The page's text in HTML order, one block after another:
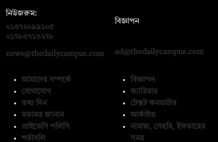
নিউজরুম:
০১৫৭২০৯৯১০৫
০১৭৮৫৭১৬২৭৮
news@thedailycampus.com
বিজ্ঞাপন
ad@thedailycampus.com
আমাদের সম্পর্কে
যোগাযোগ
তথ্য দিন
মতামত জানান
প্রাইভেসি পলিসি
শর্তাবলি
বিজ্ঞাপন
ক্যারিয়ার
টেক্সট কনভার্টার
আর্কাইভ
নামাজ, সেহরি, ইফতারের
সময়